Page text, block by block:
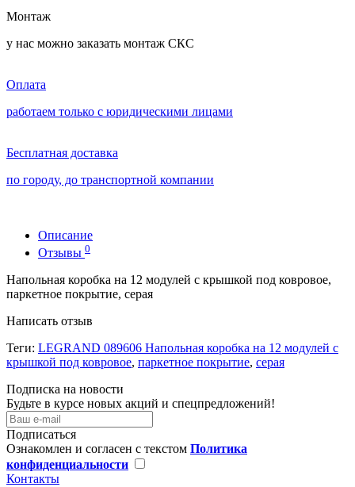
Монтаж
у нас можно заказать монтаж СКС
Оплата
работаем только с юридическими лицами
Бесплатная доставка
по городу, до транспортной компании
Описание
Отзывы 0
Напольная коробка на 12 модулей с крышкой под ковровое,
паркетное покрытие, серая
Написать отзыв
Теги: LEGRAND 089606 Напольная коробка на 12 модулей с
крышкой под ковровое, паркетное покрытие, серая
Подписка на новости
Будьте в курсе новых акций и спецпредложений!
Подписаться
Ознакомлен и согласен с текстом Политика
конфиденциальности
Контакты